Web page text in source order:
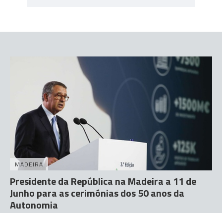
MADEIRA
Presidente da República na Madeira a 11 de
Junho para as cerimónias dos 50 anos da
Autonomia